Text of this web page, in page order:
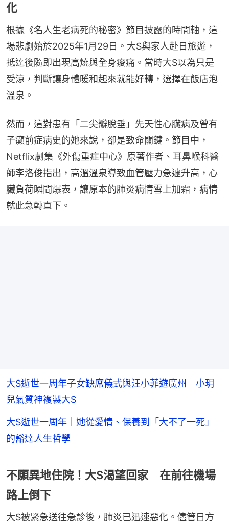
化
根據《名人生老病死的秘密》節目披露的時間軸，這
場悲劇始於2025年1月29日。大S與家人赴日旅遊，
抵達後隨即出現高燒與全身痠痛。當時大S以為只是
受涼，判斷讓身體暖和起來就能好轉，選擇在飯店泡
溫泉。
然而，這對患有「二尖瓣脫垂」先天性心臟病及曾有
子癲前症病史的她來說，卻是致命關鍵。節目中，
Netflix劇集《外傷重症中心》原著作者、耳鼻喉科醫
師李洛俊指出，高溫溫泉導致血管壓力急遽升高，心
臟負荷瞬間爆表，讓原本的肺炎病情雪上加霜，病情
就此急轉直下。
大S逝世一周年子女缺席儀式與汪小菲遊廣州 小玥
兒氣質神複製大S
大S逝世一周年｜她從愛情、保養到「大不了一死」
的豁達人生哲學
不願異地住院！大S渴望回家 在前往機場
路上倒下
大S被緊急送往急診後，肺炎已迅速惡化。儘管日方